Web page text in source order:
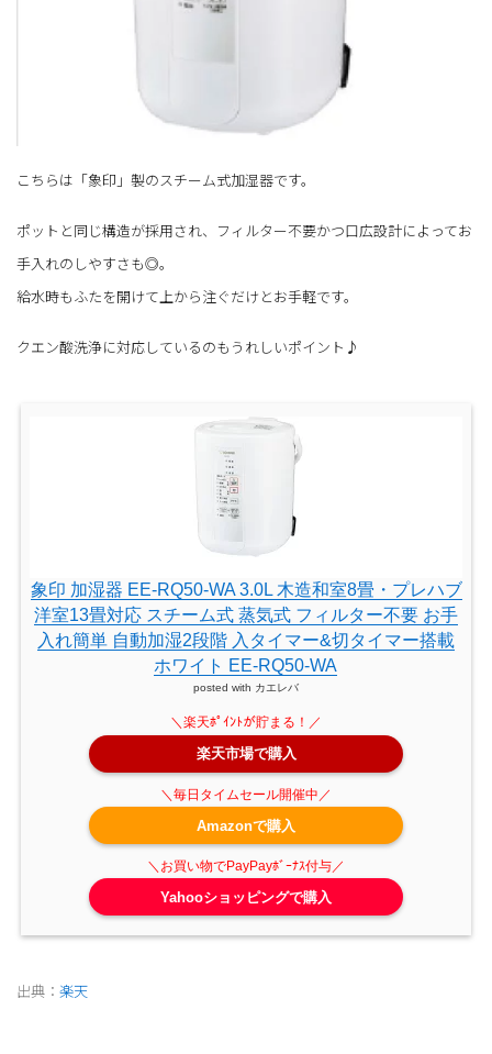
こちらは「象印」製のスチーム式加湿器です。
ポットと同じ構造が採用され、フィルター不要かつ口広設計によってお
手入れのしやすさも◎。
給水時もふたを開けて上から注ぐだけとお手軽です。
クエン酸洗浄に対応しているのもうれしいポイント♪
象印 加湿器 EE-RQ50-WA 3.0L 木造和室8畳・プレハブ
洋室13畳対応 スチーム式 蒸気式 フィルター不要 お手
入れ簡単 自動加湿2段階 入タイマー&切タイマー搭載
ホワイト EE-RQ50-WA
posted with カエレバ
楽天市場で購入
Amazonで購入
Yahooショッピングで購入
出典： 楽天